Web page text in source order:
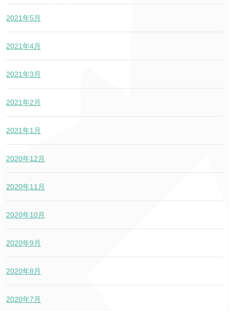
2021年5月
2021年4月
2021年3月
2021年2月
2021年1月
2020年12月
2020年11月
2020年10月
2020年9月
2020年8月
2020年7月